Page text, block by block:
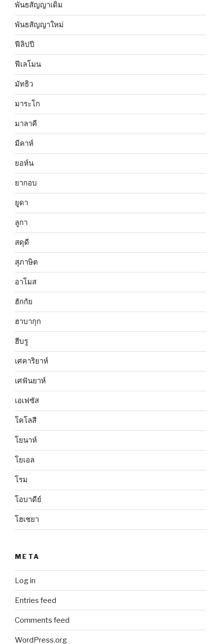
พันธสัญญาเดิม
พันธสัญญาใหม่
ฟีลิปปี
ฟีเลโมน
มัทธิว
มาระโก
มาลาคี
มีคาห์
ยอห์น
ยากอบ
ยูดา
ลูกา
สดุดี
สุภาษิต
อาโมส
ฮักกัย
ฮาบากุก
ฮีบรู
เศคาริยาห์
เศฟันยาห์
เอเฟซัส
โคโลสี
โยนาห์
โยเอล
โรม
โอบาดีย์
โฮเชยา
META
Log in
Entries feed
Comments feed
WordPress.org